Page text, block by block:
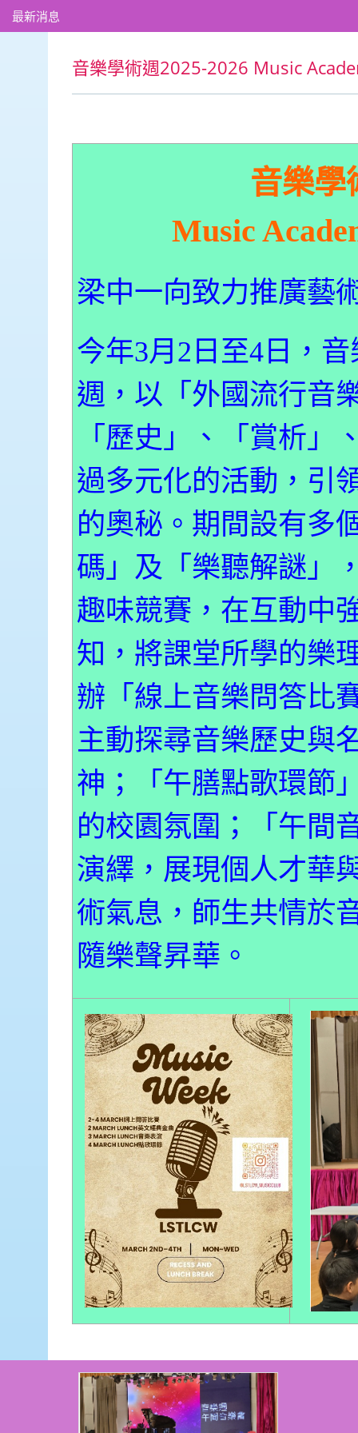
最新消息
音樂學術週2025-2026 Music
音樂學
Music
梁中一向致力推廣藝
今年3月2日至4日，
週，以「外國流行音
「歷史」、「賞析」
過多元化的活動，引
的奧秘。期間設有多
碼」及「樂聽解謎」
趣味競賽，在互動中
知，將課堂所學的樂
辦「線上音樂問答比
主動探尋音樂歷史與
神；「午膳點歌環節
的校園氛圍；「午間
演繹，展現個人才華
術氣息，師生共情於
隨樂聲昇華。